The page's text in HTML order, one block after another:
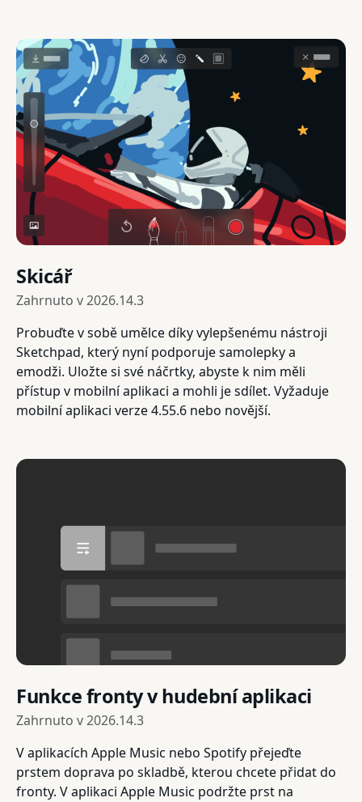
Skicář
Zahrnuto v2026.14.3
Probuďte v sobě umělce díky vylepšenému nástroji
Sketchpad, který nyní podporuje samolepky a
emodži. Uložte si své náčrtky, abyste k nim měli
přístup v mobilní aplikaci a mohli je sdílet. Vyžaduje
mobilní aplikaci verze 4.55.6 nebo novější.
Funkce fronty v hudební aplikaci
Zahrnuto v2026.14.3
V aplikacích Apple Music nebo Spotify přejeďte
prstem doprava po skladbě, kterou chcete přidat do
fronty. V aplikaci Apple Music podržte prst na